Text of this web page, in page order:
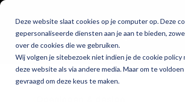
Deze website slaat cookies op je computer op. Deze
gepersonaliseerde diensten aan je aan te bieden,
over de cookies die we gebruiken.
Wij volgen je sitebezoek niet indien je de cookie
deze website als via andere media. Maar om te
gevraagd om deze keus te maken.
Hét platform
de horeca